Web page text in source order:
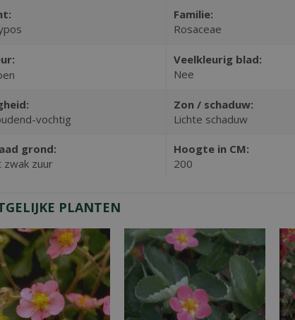
Familie:
Rosaceae
Veelkleurig blad:
Nee
vochtig
Zon / schaduw:
Lichte schaduw
grond:
zwak zuur
Hoogte in CM:
200
PLANTEN